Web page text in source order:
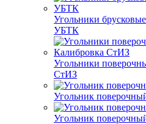
Угольники
УБТК
Угольники
СтИЗ
Угольник
Угольник